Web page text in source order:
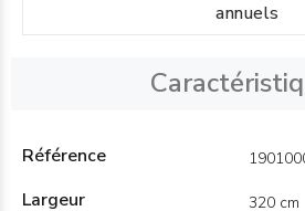
annuels
Référence
Largeur 320 cm